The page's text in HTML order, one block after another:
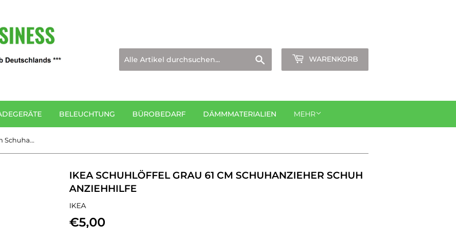
WARENKORB
BELEUCHTUNG BÜROBEDARF DÄMMMATERIALIEN MEHR
IKEA Schuhlöffel grau 61 cm Schuhanzieher Schuh Anziehhilfe
IKEA SCHUHLÖFFEL GRAU 61 CM SCHUHANZIEHER SCHUH
ANZIEHHILFE
IKEA
€5,00